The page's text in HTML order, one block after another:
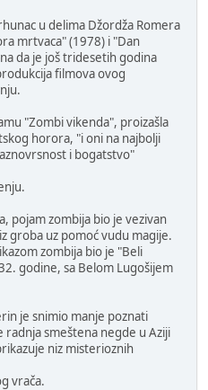
u delima Džordža Romera
mrtvaca" (1978) i "Dan
da je još tridesetih godina
filmova ovog
"Zombi vikenda", proizašla
horora, "i oni na najbolji
i bogatstvo"
pojam zombija bio je vezivan
groba uz pomoć vudu magije.
zombija bio je "Beli
godine, sa Belom Lugošijem
je snimio manje poznati
radnja smeštena negde u Aziji
niz misterioznih
vrača.